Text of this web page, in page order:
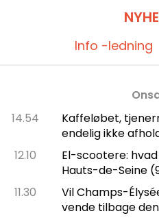
at følge med i byens
og koreografiske shows.
Info -ledning
14.54
Kaffeløbet,
endelig ikke
12.10
El-scootere:
Hauts-de-Seine
11.30
Vil Champs-
vende tilbage